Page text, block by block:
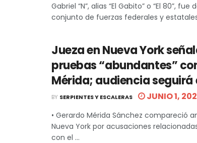
Gabriel “N”, alias “El Gabito” o “El 80”,
conjunto de fuerzas federales y
Jueza en Nueva York
pruebas “abundantes”
Mérida; audiencia seguirá
BY SERPIENTES Y ESCALERAS JUNIO 1,
• Gerardo Mérida Sánchez compareció
Nueva York por acusaciones
con el ...